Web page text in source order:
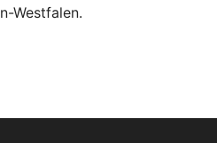
Westfalen.